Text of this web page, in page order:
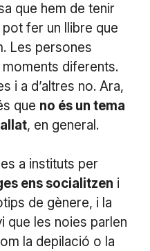
que hem de tenir
fer un llibre que
Les persones
diferents.
i a d’altres no. Ara,
que no és un tema
, en general.
a instituts per
ens socialitzen i
de gènere, i la
que les noies parlen
la depilació o la